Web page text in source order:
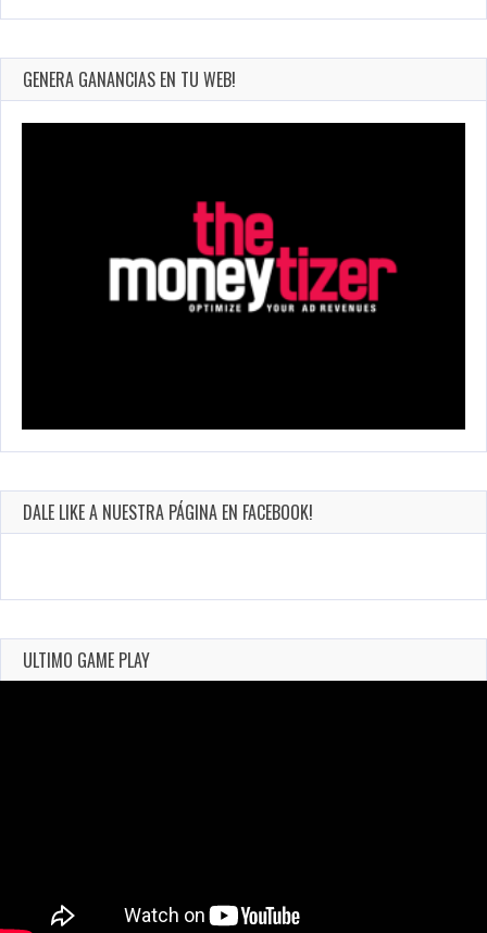
GENERA GANANCIAS EN TU WEB!
DALE LIKE A NUESTRA PÁGINA EN FACEBOOK!
ULTIMO GAME PLAY